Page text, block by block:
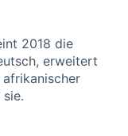
2018 die
erweitert
afrikanischer